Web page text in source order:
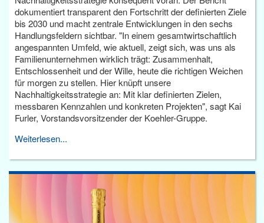
dokumentiert transparent den Fortschritt der definierten Ziele
bis 2030 und macht zentrale Entwicklungen in den sechs
Handlungsfeldern sichtbar. "In einem gesamtwirtschaftlich
angespannten Umfeld, wie aktuell, zeigt sich, was uns als
Familienunternehmen wirklich trägt: Zusammenhalt,
Entschlossenheit und der Wille, heute die richtigen Weichen
für morgen zu stellen. Hier knüpft unsere
Nachhaltigkeitsstrategie an: Mit klar definierten Zielen,
messbaren Kennzahlen und konkreten Projekten", sagt Kai
Furler, Vorstandsvorsitzender der Koehler-Gruppe.
Weiterlesen...